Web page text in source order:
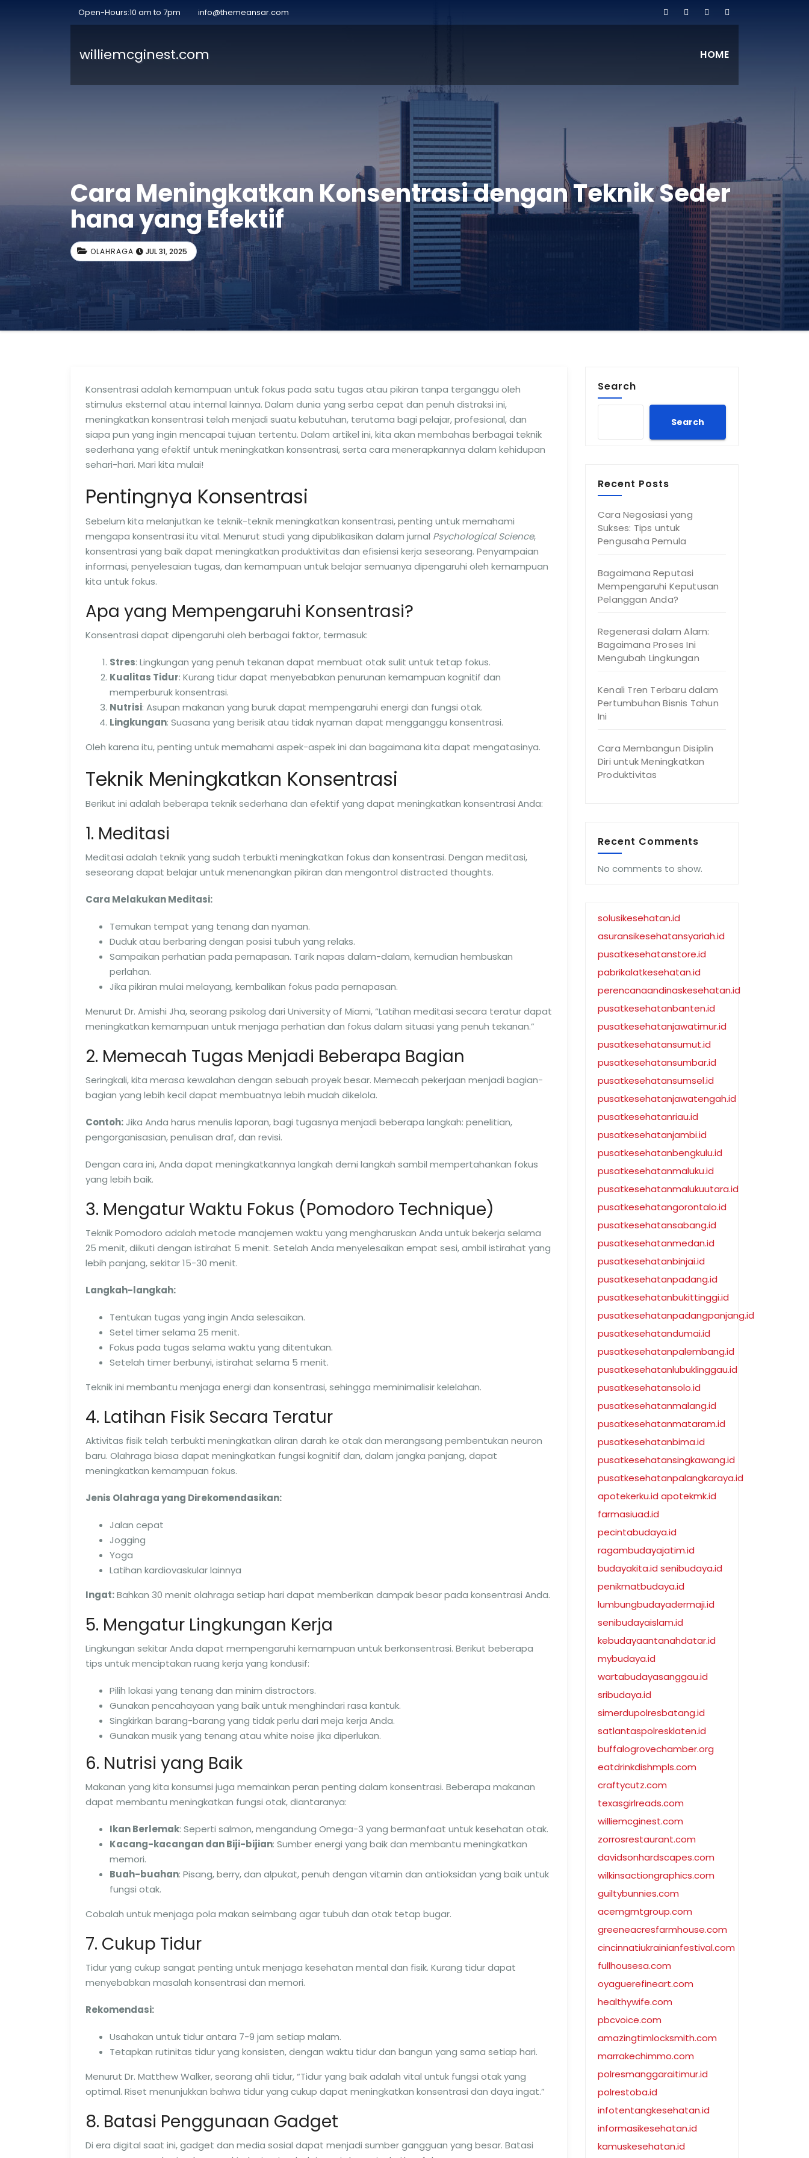
Open-Hours:10 am to 7pm info@themeansar.com
williemcginest.com HOME
Cara Meningkatkan Konsentrasi dengan Teknik Seder
hana yang Efektif
OLAHRAGA JUL 31, 2025
Konsentrasi adalah kemampuan untuk fokus pada satu tugas atau pikiran tanpa terganggu oleh
stimulus eksternal atau internal lainnya. Dalam dunia yang serba cepat dan penuh distraksi ini,
meningkatkan konsentrasi telah menjadi suatu kebutuhan, terutama bagi pelajar, profesional, dan
siapa pun yang ingin mencapai tujuan tertentu. Dalam artikel ini, kita akan membahas berbagai teknik
sederhana yang efektif untuk meningkatkan konsentrasi, serta cara menerapkannya dalam kehidupan
sehari-hari. Mari kita mulai!
Pentingnya Konsentrasi
Sebelum kita melanjutkan ke teknik-teknik meningkatkan konsentrasi, penting untuk memahami
mengapa konsentrasi itu vital. Menurut studi yang dipublikasikan dalam jurnal Psychological Science,
konsentrasi yang baik dapat meningkatkan produktivitas dan efisiensi kerja seseorang. Penyampaian
informasi, penyelesaian tugas, dan kemampuan untuk belajar semuanya dipengaruhi oleh kemampuan
kita untuk fokus.
Apa yang Mempengaruhi Konsentrasi?
Konsentrasi dapat dipengaruhi oleh berbagai faktor, termasuk:
Stres: Lingkungan yang penuh tekanan dapat membuat otak sulit untuk tetap fokus.
Kualitas Tidur: Kurang tidur dapat menyebabkan penurunan kemampuan kognitif dan
memperburuk konsentrasi.
Nutrisi: Asupan makanan yang buruk dapat mempengaruhi energi dan fungsi otak.
Lingkungan: Suasana yang berisik atau tidak nyaman dapat mengganggu konsentrasi.
Oleh karena itu, penting untuk memahami aspek-aspek ini dan bagaimana kita dapat mengatasinya.
Teknik Meningkatkan Konsentrasi
Berikut ini adalah beberapa teknik sederhana dan efektif yang dapat meningkatkan konsentrasi Anda:
1. Meditasi
Meditasi adalah teknik yang sudah terbukti meningkatkan fokus dan konsentrasi. Dengan meditasi,
seseorang dapat belajar untuk menenangkan pikiran dan mengontrol distracted thoughts.
Cara Melakukan Meditasi:
Temukan tempat yang tenang dan nyaman.
Duduk atau berbaring dengan posisi tubuh yang relaks.
Sampaikan perhatian pada pernapasan. Tarik napas dalam-dalam, kemudian hembuskan
perlahan.
Jika pikiran mulai melayang, kembalikan fokus pada pernapasan.
Menurut Dr. Amishi Jha, seorang psikolog dari University of Miami, “Latihan meditasi secara teratur dapat
meningkatkan kemampuan untuk menjaga perhatian dan fokus dalam situasi yang penuh tekanan.”
2. Memecah Tugas Menjadi Beberapa Bagian
Seringkali, kita merasa kewalahan dengan sebuah proyek besar. Memecah pekerjaan menjadi bagian-
bagian yang lebih kecil dapat membuatnya lebih mudah dikelola.
Contoh:Jika Anda harus menulis laporan, bagi tugasnya menjadi beberapa langkah: penelitian,
pengorganisasian, penulisan draf, dan revisi.
Dengan cara ini, Anda dapat meningkatkannya langkah demi langkah sambil mempertahankan fokus
yang lebih baik.
3. Mengatur Waktu Fokus (Pomodoro Technique)
Teknik Pomodoro adalah metode manajemen waktu yang mengharuskan Anda untuk bekerja selama
25 menit, diikuti dengan istirahat 5 menit. Setelah Anda menyelesaikan empat sesi, ambil istirahat yang
lebih panjang, sekitar 15-30 menit.
Langkah-langkah:
Tentukan tugas yang ingin Anda selesaikan.
Setel timer selama 25 menit.
Fokus pada tugas selama waktu yang ditentukan.
Setelah timer berbunyi, istirahat selama 5 menit.
Teknik ini membantu menjaga energi dan konsentrasi, sehingga meminimalisir kelelahan.
4. Latihan Fisik Secara Teratur
Aktivitas fisik telah terbukti meningkatkan aliran darah ke otak dan merangsang pembentukan neuron
baru. Olahraga biasa dapat meningkatkan fungsi kognitif dan, dalam jangka panjang, dapat
meningkatkan kemampuan fokus.
Jenis Olahraga yang Direkomendasikan:
Jalan cepat
Jogging
Yoga
Latihan kardiovaskular lainnya
Ingat:Bahkan 30 menit olahraga setiap hari dapat memberikan dampak besar pada konsentrasi Anda.
5. Mengatur Lingkungan Kerja
Lingkungan sekitar Anda dapat mempengaruhi kemampuan untuk berkonsentrasi. Berikut beberapa
tips untuk menciptakan ruang kerja yang kondusif:
Pilih lokasi yang tenang dan minim distractors.
Gunakan pencahayaan yang baik untuk menghindari rasa kantuk.
Singkirkan barang-barang yang tidak perlu dari meja kerja Anda.
Gunakan musik yang tenang atau white noise jika diperlukan.
6. Nutrisi yang Baik
Makanan yang kita konsumsi juga memainkan peran penting dalam konsentrasi. Beberapa makanan
dapat membantu meningkatkan fungsi otak, diantaranya:
Ikan Berlemak: Seperti salmon, mengandung Omega-3 yang bermanfaat untuk kesehatan otak.
Kacang-kacangan dan Biji-bijian: Sumber energi yang baik dan membantu meningkatkan
memori.
Buah-buahan: Pisang, berry, dan alpukat, penuh dengan vitamin dan antioksidan yang baik untuk
fungsi otak.
Cobalah untuk menjaga pola makan seimbang agar tubuh dan otak tetap bugar.
7. Cukup Tidur
Tidur yang cukup sangat penting untuk menjaga kesehatan mental dan fisik. Kurang tidur dapat
menyebabkan masalah konsentrasi dan memori.
Rekomendasi:
Usahakan untuk tidur antara 7-9 jam setiap malam.
Tetapkan rutinitas tidur yang konsisten, dengan waktu tidur dan bangun yang sama setiap hari.
Menurut Dr. Matthew Walker, seorang ahli tidur, “Tidur yang baik adalah vital untuk fungsi otak yang
optimal. Riset menunjukkan bahwa tidur yang cukup dapat meningkatkan konsentrasi dan daya ingat.”
8. Batasi Penggunaan Gadget
Di era digital saat ini, gadget dan media sosial dapat menjadi sumber gangguan yang besar. Batasi
Search
Search
Recent Posts
Cara Negosiasi yang
Sukses: Tips untuk
Pengusaha Pemula
Bagaimana Reputasi
Mempengaruhi Keputusan
Pelanggan Anda?
Regenerasi dalam Alam:
Bagaimana Proses Ini
Mengubah Lingkungan
Kenali Tren Terbaru dalam
Pertumbuhan Bisnis Tahun
Ini
Cara Membangun Disiplin
Diri untuk Meningkatkan
Produktivitas
Recent Comments
No comments to show.
solusikesehatan.id
asuransikesehatansyariah.id
pusatkesehatanstore.id
pabrikalatkesehatan.id
perencanaandinaskesehatan.id
pusatkesehatanbanten.id
pusatkesehatanjawatimur.id
pusatkesehatansumut.id
pusatkesehatansumbar.id
pusatkesehatansumsel.id
pusatkesehatanjawatengah.id
pusatkesehatanriau.id
pusatkesehatanjambi.id
pusatkesehatanbengkulu.id
pusatkesehatanmaluku.id
pusatkesehatanmalukuutara.id
pusatkesehatangorontalo.id
pusatkesehatansabang.id
pusatkesehatanmedan.id
pusatkesehatanbinjai.id
pusatkesehatanpadang.id
pusatkesehatanbukittinggi.id
pusatkesehatanpadangpanjang.id
pusatkesehatandumai.id
pusatkesehatanpalembang.id
pusatkesehatanlubuklinggau.id
pusatkesehatansolo.id
pusatkesehatanmalang.id
pusatkesehatanmataram.id
pusatkesehatanbima.id
pusatkesehatansingkawang.id
pusatkesehatanpalangkaraya.id
apotekerku.id apotekmk.id
farmasiuad.id
pecintabudaya.id
ragambudayajatim.id
budayakita.id senibudaya.id
penikmatbudaya.id
lumbungbudayadermaji.id
senibudayaislam.id
kebudayaantanahdatar.id
mybudaya.id
wartabudayasanggau.id
sribudaya.id
simerdupolresbatang.id
satlantaspolresklaten.id
buffalogrovechamber.org
eatdrinkdishmpls.com
craftycutz.com
texasgirlreads.com
williemcginest.com
zorrosrestaurant.com
davidsonhardscapes.com
wilkinsactiongraphics.com
guiltybunnies.com
acemgmtgroup.com
greeneacresfarmhouse.com
cincinnatiukrainianfestival.com
fullhousesa.com
oyaguerefineart.com
healthywife.com
pbcvoice.com
amazingtimlocksmith.com
marrakechimmo.com
polresmanggaraitimur.id
polrestoba.id
infotentangkesehatan.id
informasikesehatan.id
kamuskesehatan.id